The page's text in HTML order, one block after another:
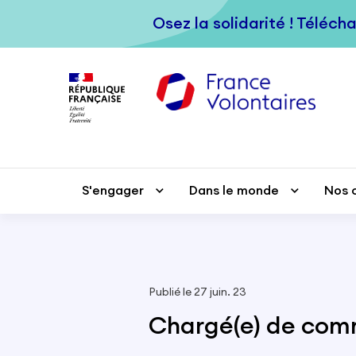
Osez la solidarité !
S'engager Dans le monde Nos
Osez la solidarité !
S'engager Dans le monde Nos
Publié le 27 juin. 23
Chargé(e) de